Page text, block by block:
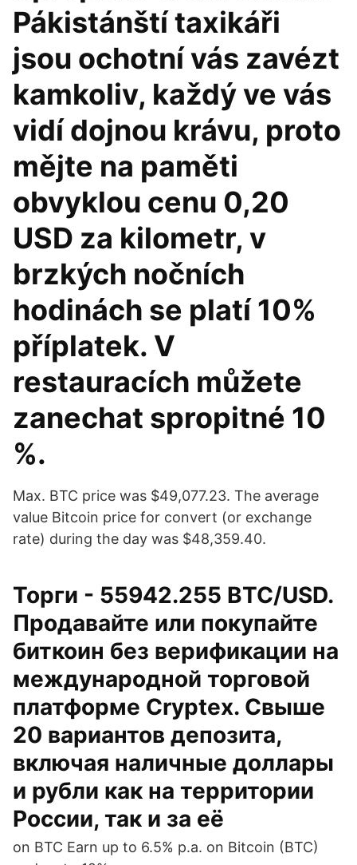
Pákistánští taxikáři
jsou ochotní vás zavézt
kamkoliv, každý ve vás
vidí dojnou krávu, proto
mějte na paměti
obvyklou cenu 0,20
USD za kilometr, v
brzkých nočních
hodinách se platí 10%
příplatek. V
restauracích můžete
zanechat spropitné 10
%.
Max. BTC price was $49,077.23. The average
value Bitcoin price for convert (or exchange
rate) during the day was $48,359.40.
Торги - 55942.255 BTC/USD.
Продавайте или покупайте
биткоин без верификации на
международной торговой
платформе Cryptex. Свыше
20 вариантов депозита,
включая наличные доллары
и рубли как на территории
России, так и за её
on BTC Earn up to 6.5% p.a. on Bitcoin (BTC)